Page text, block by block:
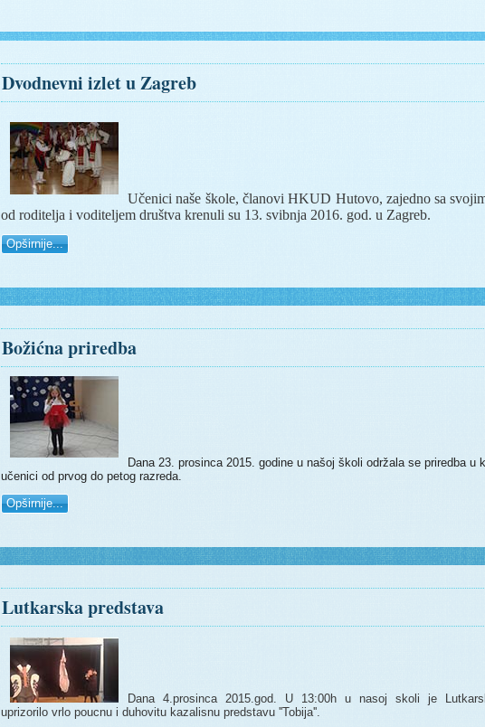
Dvodnevni izlet u Zagreb
Učenici naše škole, članovi HKUD Hutovo, zajedno sa
od roditelja i voditeljem društva krenuli su 13. svibnja 2016. god. u Zagreb.
Opširnije...
Božićna priredba
Dana 23. prosinca 2015. godine u našoj školi održala se priredba u
učenici od prvog do petog razreda.
Opširnije...
Lutkarska predstava
Dana 4.prosinca 2015.god. U 13:00h u nasoj skoli je
uprizorilo vrlo poucnu i duhovitu kazalisnu predstavu ''Tobija''.